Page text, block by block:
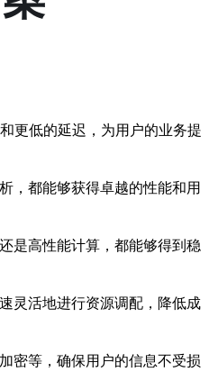
更低的延迟，为用户的业务提
，都能够获得卓越的性能和用
是高性能计算，都能够得到稳
灵活地进行资源调配，降低成
密等，确保用户的信息不受损